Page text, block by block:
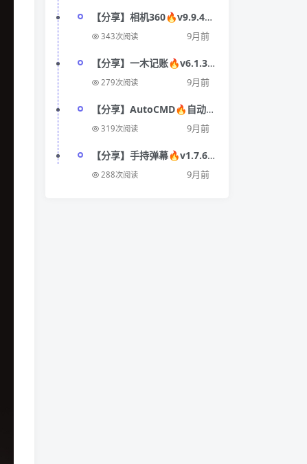
【分享】相机360🔥v9.9.41
🔥会员版
343次阅读 9月前
【分享】一木记账🔥v6.1.3
🔥高级版
279次阅读 9月前
【分享】AutoCMD🔥自动
点击🔥内置脚本仓库⭕智能
319次阅读 9月前
【分享】手持弹幕🔥v1.7.6
🔥纯净版
288次阅读 9月前